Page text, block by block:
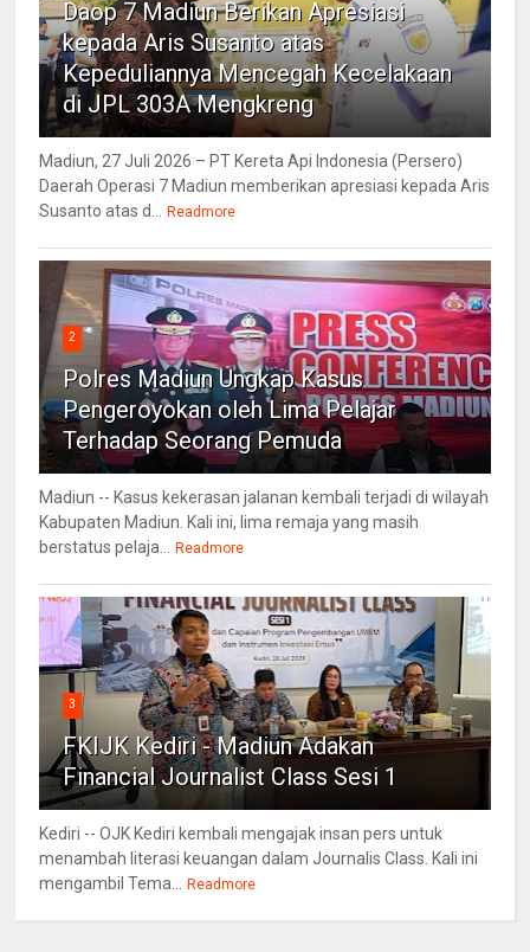
Daop 7 Madiun Berikan Apresiasi
kepada Aris Susanto atas
Kepeduliannya Mencegah Kecelakaan
di JPL 303A Mengkreng
Madiun, 27 Juli 2026 – PT Kereta Api Indonesia (Persero)
Daerah Operasi 7 Madiun memberikan apresiasi kepada Aris
Susanto atas d...
Readmore
2
Polres Madiun Ungkap Kasus
Pengeroyokan oleh Lima Pelajar
Terhadap Seorang Pemuda
Madiun -- Kasus kekerasan jalanan kembali terjadi di wilayah
Kabupaten Madiun. Kali ini, lima remaja yang masih
berstatus pelaja...
Readmore
3
FKIJK Kediri - Madiun Adakan
Financial Journalist Class Sesi 1
Kediri -- OJK Kediri kembali mengajak insan pers untuk
menambah literasi keuangan dalam Journalis Class. Kali ini
mengambil Tema...
Readmore